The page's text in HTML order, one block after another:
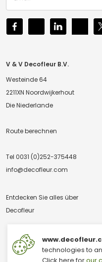
V & V Decofleur B.V.
Westeinde 64
2211XN Noordwijkerhout
Die Niederlande
Route berechnen
Tel 0031 (0)252-375448
info@decofleur.com
Entdecken Sie alles über
Decofleur
technologies to